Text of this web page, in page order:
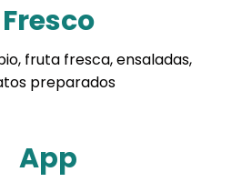
Fresco
fruta fresca, ensaladas,
preparados
App